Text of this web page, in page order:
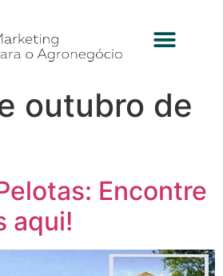
outubro de
Encontre
aqui!